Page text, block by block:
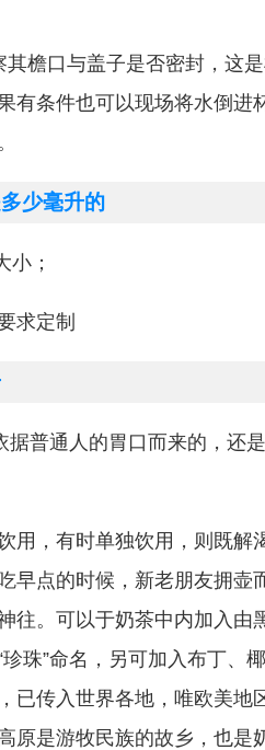
檐口与盖子是否密封，这
有条件也可以现场将水倒进
少毫升的
小；
求定制
普通人的胃口而来的，还
用，有时单独饮用，则既解
早点的时候，新老朋友拥壶
往。可以于奶茶中内加入由
珠”命名，另可加入布丁、
已传入世界各地，唯欧美地
原是游牧民族的故乡，也是